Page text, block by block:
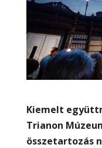
Kiemelt
Trianon
összetartozás